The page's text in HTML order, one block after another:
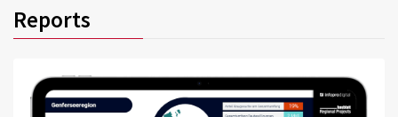
Reports